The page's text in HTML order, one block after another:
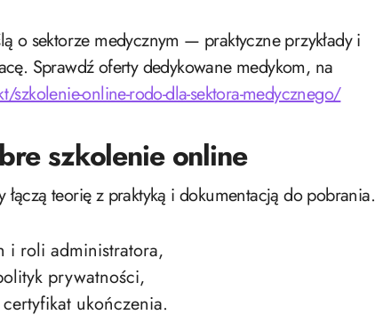
o sektorze medycznym — praktyczne przykłady i
Sprawdź oferty dedykowane medykom, na
online-rodo-dla-sektora-medycznego/
szkolenie online
teorię z praktyką i dokumentacją do pobrania.
i roli administratora,
prywatności,
ukończenia.